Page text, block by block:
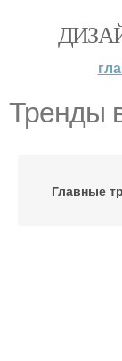
Тренды
Главные